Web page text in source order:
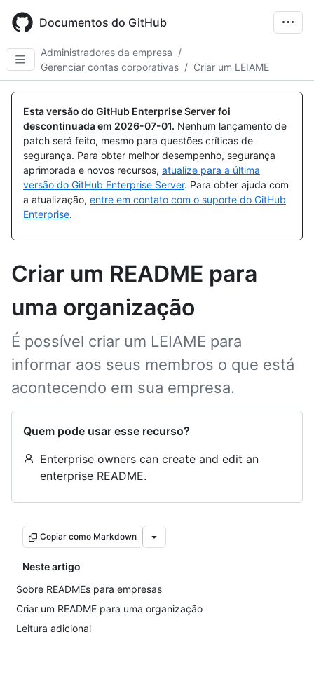
main
content
Documentos do GitHub
Administradores da empresa /
Gerenciar contas corporativas / Criar um LEIAME
Esta versão do GitHub Enterprise Server foi
descontinuada em 2026-07-01. Nenhum lançamento de
patch será feito, mesmo para questões críticas de
segurança. Para obter melhor desempenho, segurança
aprimorada e novos recursos, atualize para a última
versão do GitHub Enterprise Server. Para obter ajuda com
a atualização, entre em contato com o suporte do GitHub
Enterprise.
Criar um README para
uma organização
É possível criar um LEIAME para
informar aos seus membros o que está
acontecendo em sua empresa.
Quem pode usar esse recurso?
Enterprise owners can create and edit an
enterprise README.
Copiar como Markdown
Neste artigo
Sobre READMEs para empresas
Criar um README para uma organização
Leitura adicional